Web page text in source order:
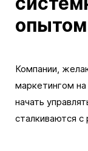
Компании,
маркетингом
начать
сталкиваются